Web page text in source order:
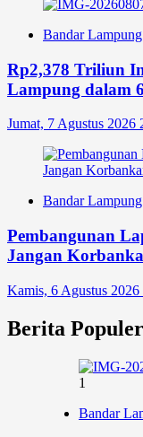
Bandar Lampung
Rp2,378 Triliun
Lampung dalam
Jumat, 7 Agustus 2026
Bandar Lampung
Pembangunan
Jangan
Kamis, 6 Agustus
Berita Populer
1
Bandar